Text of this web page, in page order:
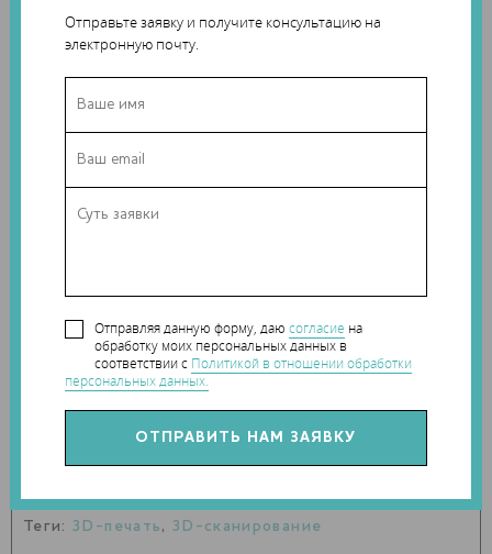
Отправьте заявку и получите консультацию на
электронную почту.
Отправляя данную форму, даюсогласие на
обработку моих персональных данных в
соответствии с Политикой в отношении обработки
персональных данных.
Разумеется, патент – это только начало процесса, но он
уже показывает перспективы развития технологий 3D-
сканирования и 3D-печати.
Теги:3D-печать , 3D-сканирование